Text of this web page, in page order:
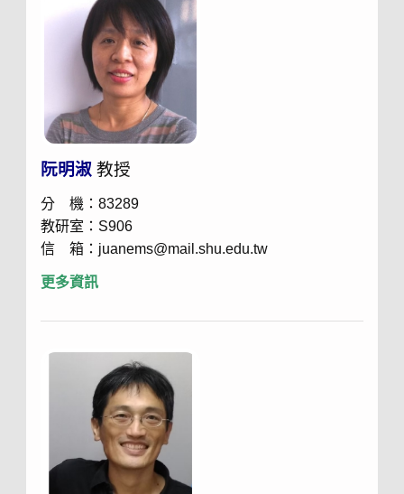
阮明淑 教授
分 機：83289
教研室：S906
信 箱：juanems@mail.shu.edu.tw
更多資訊